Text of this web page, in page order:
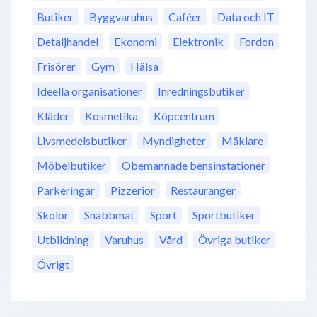
Butiker
Byggvaruhus Caféer
Data och IT
Detaljhandel
Ekonomi Elektronik
Fordon
Frisörer
Gym
Hälsa
Ideella organisationer
Inredningsbutiker
Kläder
Kosmetika
Köpcentrum
Livsmedelsbutiker
Myndigheter
Mäklare
Möbelbutiker
Obemannade bensinstationer
Parkeringar
Pizzerior
Restauranger
Skolor
Snabbmat Sport
Sportbutiker
Utbildning
Varuhus Vård
Övriga butiker
Övrigt